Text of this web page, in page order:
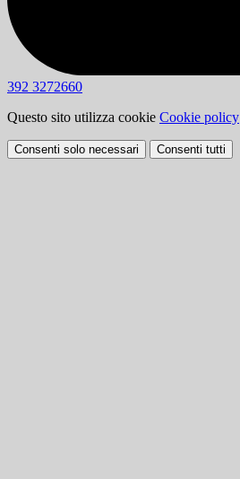
392 3272660
Questo sito utilizza cookie Cookie policy
Consenti solo necessari Consenti tutti